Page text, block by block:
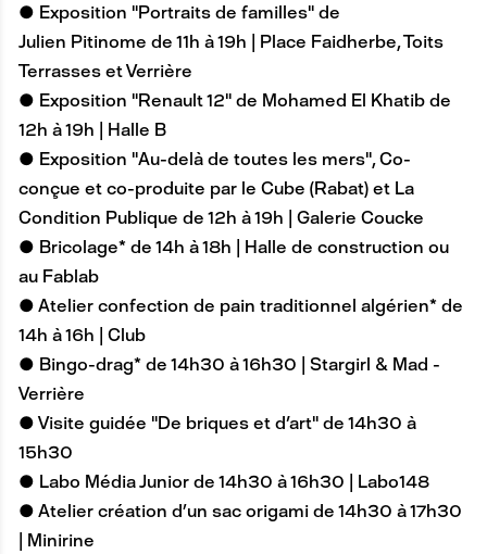
● Exposition "Portraits de familles" de
Julien Pitinome de 11h à 19h | Place Faidherbe, Toits
Terrasses et Verrière
● Exposition "Renault 12" de Mohamed El Khatib de
12h à 19h | Halle B
● Exposition "Au-delà de toutes les mers", Co-
conçue et co-produite par le Cube (Rabat) et La
Condition Publique de 12h à 19h | Galerie Coucke
● Bricolage* de 14h à 18h | Halle de construction ou
au Fablab
● Atelier confection de pain traditionnel algérien* de
14h à 16h | Club
● Bingo-drag* de 14h30 à 16h30 | Stargirl & Mad -
Verrière
● Visite guidée "De briques et d'art" de 14h30 à
15h30
● Labo Média Junior de 14h30 à 16h30 | Labo148
● Atelier création d’un sac origami de 14h30 à 17h30
| Minirine